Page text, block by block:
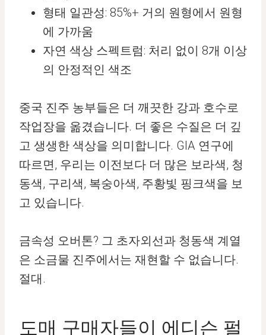
형태 일관성: 85%+ 거의 원형에서 원형
에 가까움
자연 색상 스펙트럼: 처리 없이 8개 이상
의 안정적인 색조
중국 진주 농부들은 더 깨끗한 강과 호수로
작업장을 옮겼습니다. 더 좋은 수질은 더 깊
고 생생한 색상을 의미합니다. GIA 연구에
따르면, 우리는 이전보다 더 많은 보라색, 청
동색, 구리색, 복숭아색, 주황빛 핑크색을 보
고 있습니다.
금속성 오버톤? 그 초자외선과 청동색 계열
은 소금물 진주에서는 재현할 수 없습니다.
절대.
도매 구매자들이 에디슨 펄